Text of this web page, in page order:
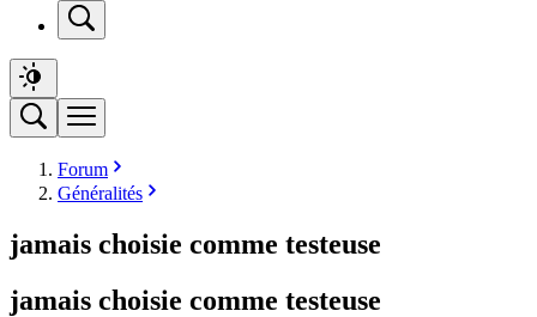
Forum
Généralités
jamais choisie comme testeuse
jamais choisie comme testeuse